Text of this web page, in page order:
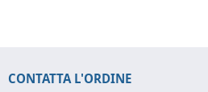
CONTATTA L'ORDINE